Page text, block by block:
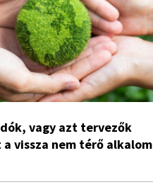
vagy azt tervezők
vissza nem térő alkalom